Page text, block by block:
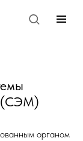
(СЭМ)
органом